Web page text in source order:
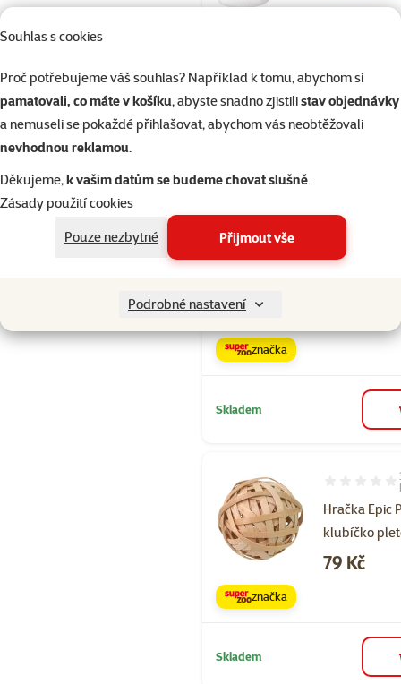
Souhlas s cookies
Proč potřebujeme váš souhlas? Například k tomu, abychom si
pamatovali, co máte v košíku, abyste snadno zjistilistav objednávky
a nemuseli se pokaždé přihlašovat, abychom vás neobtěžovali
nevhodnou reklamou.
Děkujeme,k vašim datům se budeme chovat slušně.
Zásady použití cookies
Pouze nezbytné
Přijmout vše
Podrobné nastavení
létající 13cm
family
249 Kč
značka
Kolotoč Epic
značka
Skladem
Hračka Epic
klubíčko
Hodnocení
Cena
79 Kč
značka
Skladem